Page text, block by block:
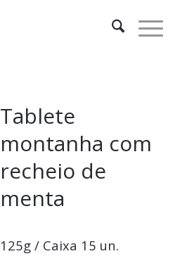
Tablete
montanha com
recheio de
menta
125g / Caixa 15 un.